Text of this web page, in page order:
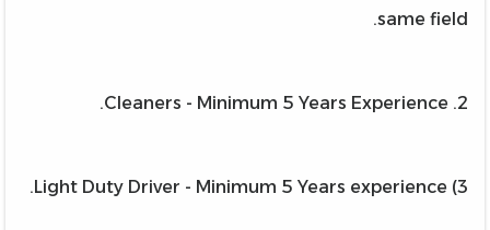
same field.
2. Cleaners - Minimum 5 Years Experience.
3) Light Duty Driver - Minimum 5 Years experience.